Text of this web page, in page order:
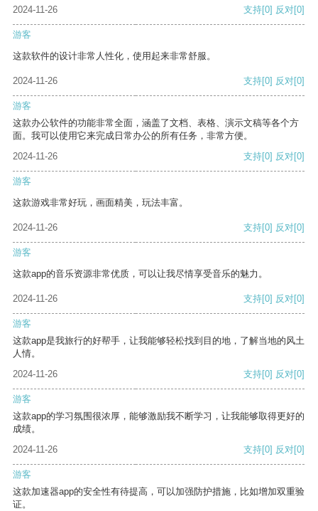
2024-11-26
支持[0] 反对[0]
游客
这款软件的设计非常人性化，使用起来非常舒服。
2024-11-26 支持[0] 反对[0]
游客
这款办公软件的功能非常全面，涵盖了文档、表格、演示文稿等各个方
面。我可以使用它来完成日常办公的所有任务，非常方便。
2024-11-26
支持[0] 反对[0]
游客
这款游戏非常好玩，画面精美，玩法丰富。
2024-11-26 支持[0] 反对[0]
游客
这款app的音乐资源非常优质，可以让我尽情享受音乐的魅力。
2024-11-26 支持[0] 反对[0]
游客
这款app是我旅行的好帮手，让我能够轻松找到目的地，了解当地的风土
人情。
2024-11-26
支持[0] 反对[0]
游客
这款app的学习氛围很浓厚，能够激励我不断学习，让我能够取得更好的
成绩。
2024-11-26
支持[0] 反对[0]
游客
这款加速器app的安全性有待提高，可以加强防护措施，比如增加双重验
证。